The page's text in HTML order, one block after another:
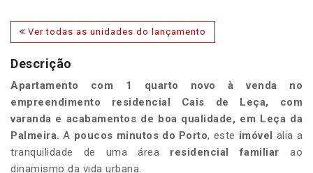
Ver todas as unidades do lançamento
Descrição
Apartamento com 1 quarto
novo à venda no
empreendimento residencial Cais de Leça, com
varanda e acabamentos de boa qualidade, em Leça da
Palmeira.A poucos minutos do Porto, este imóvel
alia a
tranquilidade de uma área residencial familiar ao
dinamismo da vida urbana.